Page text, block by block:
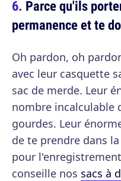
Parce qu'ils
permanence et te
Oh pardon, oh
avec leur casquette
sac de merde. Leur
nombre incalculable
gourdes. Leur
de te prendre dans
pour
conseille nos sacs à